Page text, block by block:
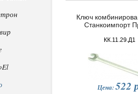
Ключ
Станкоимпорт
КК.11.29.Д1
Цена:522